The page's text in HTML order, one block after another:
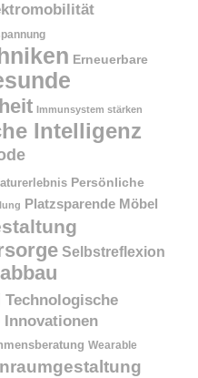
Erneuerbare
Immunsystem stärken
Intelligenz
Persönliche
Platzsparende Möbel
Selbstreflexion
Technologische
Innovationen
Wearable